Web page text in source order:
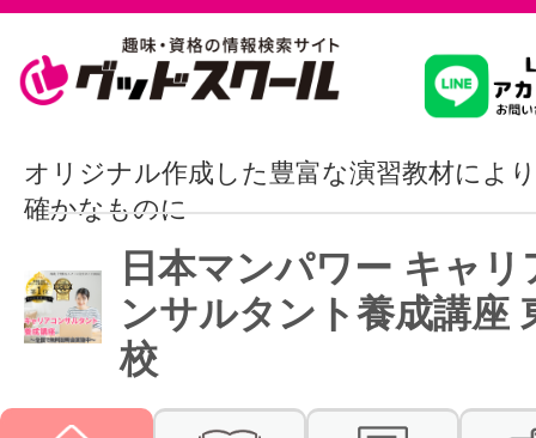
習いたいこ
スクールを
オリジナル作成した豊富な演習教材によ
確かなものに
日本マンパワー キャリ
ンサルタント養成講座
校